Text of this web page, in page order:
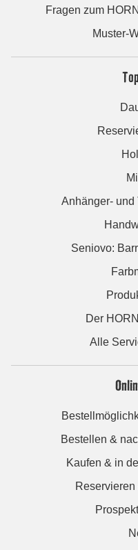
Fragen zum
Muster-
Anhänger- und
Seniovo:
Der
Alle
Bestellen &
Kaufen & in